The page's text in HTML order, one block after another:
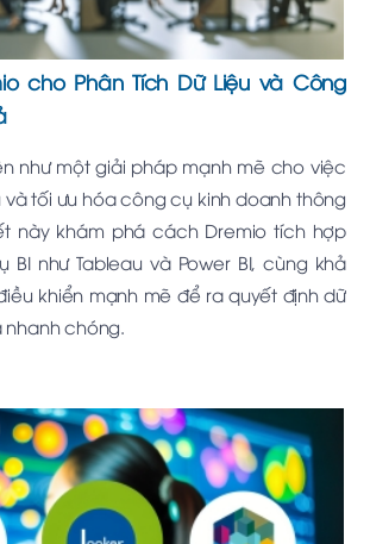
cho Phân Tích Dữ Liệu và Công
như một giải pháp mạnh mẽ cho việc
và tối ưu hóa công cụ kinh doanh thông
này khám phá cách Dremio tích hợp
như Tableau và Power BI, cùng khả
khiển mạnh mẽ để ra quyết định dữ
chóng.